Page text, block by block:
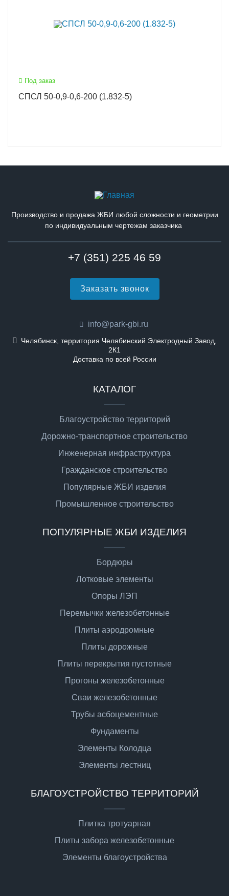
Под заказ
СПСЛ 50-0,9-0,6-200 (1.832-5)
Производство и продажа ЖБИ любой сложности и геометрии
по индивидуальным чертежам заказчика
+7 (351) 225 46 59
Заказать звонок
info@park-gbi.ru
Челябинск, территория Челябинский Электродный Завод,
2К1
Доставка по всей России
КАТАЛОГ
Благоустройство территорий
Дорожно-транспортное строительство
Инженерная инфраструктура
Гражданское строительство
Популярные ЖБИ изделия
Промышленное строительство
ПОПУЛЯРНЫЕ ЖБИ ИЗДЕЛИЯ
Бордюры
Лотковые элементы
Опоры ЛЭП
Перемычки железобетонные
Плиты аэродромные
Плиты дорожные
Плиты перекрытия пустотные
Прогоны железобетонные
Сваи железобетонные
Трубы асбоцементные
Фундаменты
Элементы Колодца
Элементы лестниц
БЛАГОУСТРОЙСТВО ТЕРРИТОРИЙ
Плитка тротуарная
Плиты забора железобетонные
Элементы благоустройства